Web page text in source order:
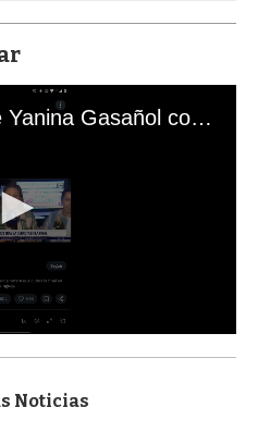
El mal momento de Yanina Gasañol con un hincha argentino en "Subrayado"
Noticias